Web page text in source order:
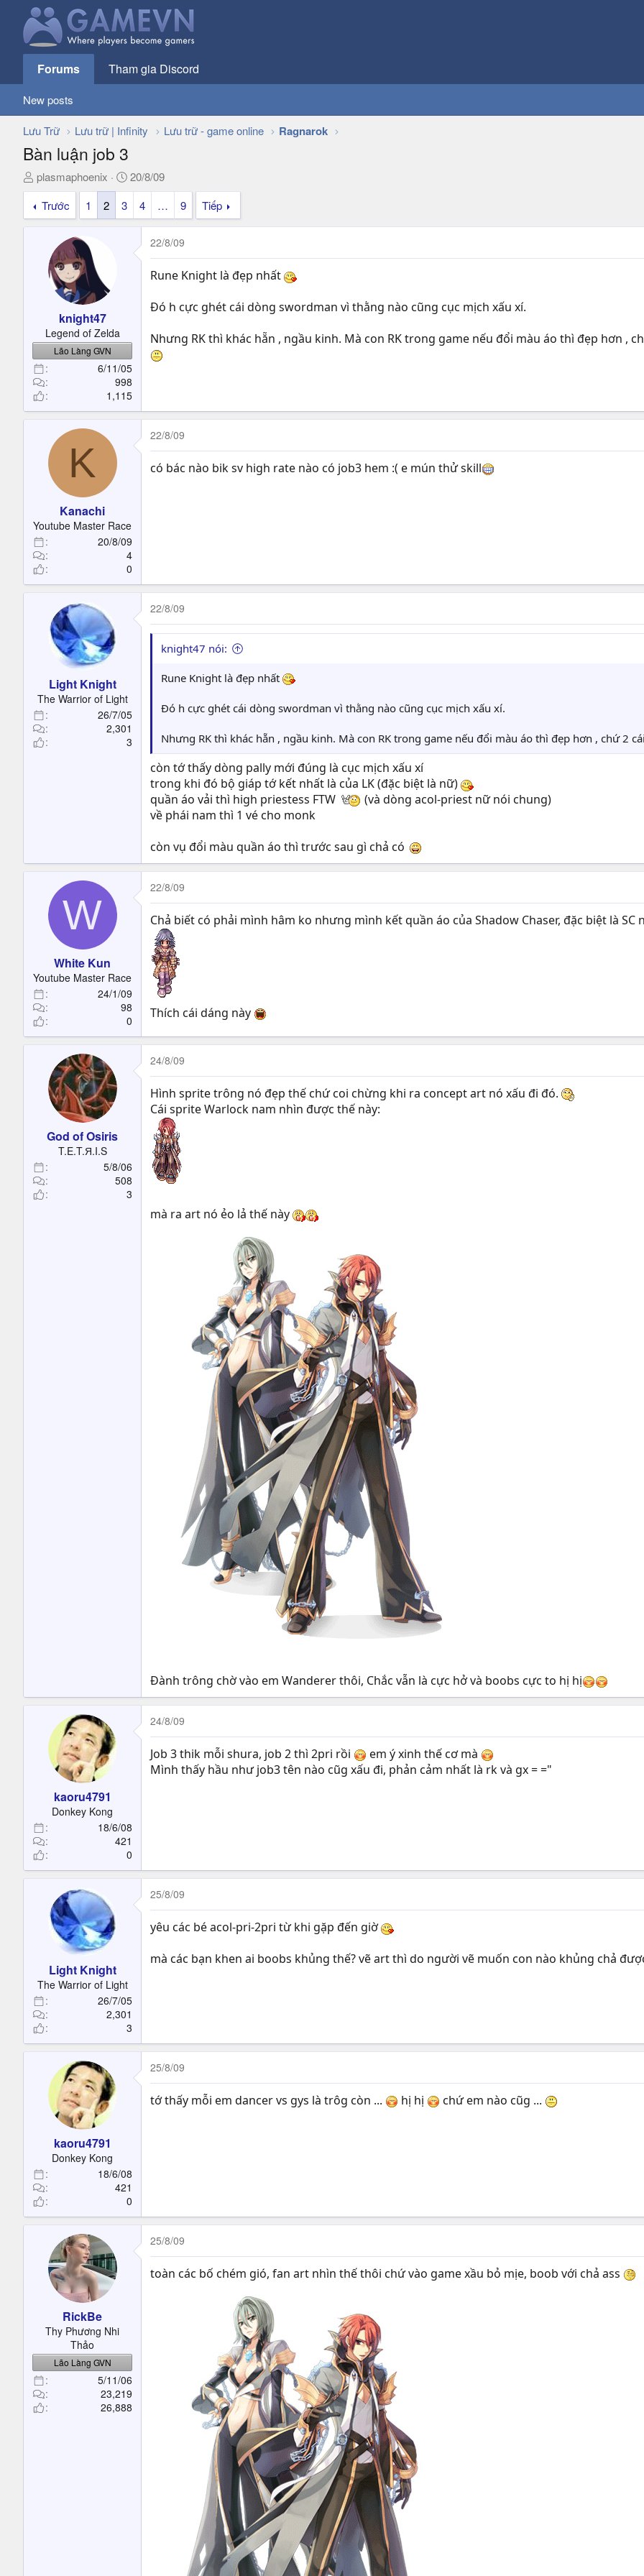
Forums Tham gia Discord
New posts
Lưu Trữ Lưu trữ | Infinity Lưu trữ - game online Ragnarok
Bàn luận job 3
T
h
e
e
r
plasmaphoenix
N
g
y
ử
20/8/09
Trước
1 2 3 4 … 9 Tiếp
knight47
Legend of Zelda
Lão Làng GVN
6/11/05
998
1,115
22/8/09
Rune Knight là đẹp nhất
Đó h cực ghét cái dòng swordman vì thằng nào cũng cục mịch xấu xí.
Nhưng RK thì khác hẵn , ngầu kinh. Mà con RK trong game nếu đổi màu áo thì đẹp hơn ,
K
Kanachi
Youtube Master Race
20/8/09
4
0
22/8/09
có bác nào bik sv high rate nào có job3 hem :( e mún thử skill
Light Knight
The Warrior of Light
26/7/05
2,301
3
22/8/09
knight47 nói:
Rune Knight là đẹp nhất
Đó h cực ghét cái dòng swordman vì thằng nào cũng cục mịch xấu xí.
Nhưng RK thì khác hẵn , ngầu kinh. Mà con RK trong game nếu đổi màu áo thì đẹp hơn , chứ 2
còn tớ thấy dòng pally mới đúng là cục mịch xấu xí
trong khi đó bộ giáp tớ kết nhất là của LK (đặc biệt là nữ)
quần áo vải thì high priestess FTW
(và dòng acol-priest nữ nói chung)
về phái nam thì 1 vé cho monk
còn vụ đổi màu quần áo thì trước sau gì chả có
W
White Kun
Youtube Master Race
24/1/09
98
0
22/8/09
Chả biết có phải mình hâm ko nhưng mình kết quần áo của Shadow Chaser, đặc biệt là SC
Thích cái dáng này
God of Osiris
T.E.T.Я.I.S
5/8/06
508
3
24/8/09
Hình sprite trông nó đẹp thế chứ coi chừng khi ra concept art nó xấu đi đó.
Cái sprite Warlock nam nhìn được thế này:
mà ra art nó ẻo lả thế này
Đành trông chờ vào em Wanderer thôi, Chắc vẫn là cực hở và boobs cực to hị hị
kaoru4791
Donkey Kong
18/6/08
421
0
24/8/09
Job 3 thik mỗi shura, job 2 thì 2pri rồi
em ý xinh thế cơ mà
Mình thấy hầu như job3 tên nào cũg xấu đi, phản cảm nhất là rk và gx = ="
Light Knight
The Warrior of Light
26/7/05
2,301
3
25/8/09
yêu các bé acol-pri-2pri từ khi gặp đến giờ
mà các bạn khen ai boobs khủng thế? vẽ art thì do người vẽ muốn con nào khủng chả
kaoru4791
Donkey Kong
18/6/08
421
0
25/8/09
tớ thấy mỗi em dancer vs gys là trôg còn ... hị hị chứ em nào cũg ...
RickBe
Thy Phương Nhi
Thảo
Lão Làng GVN
5/11/06
23,219
26,888
25/8/09
toàn các bố chém gió, fan art nhìn thế thôi chứ vào game xầu bỏ mịe, boob với chả ass